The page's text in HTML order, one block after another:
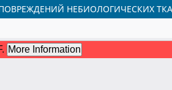
НЕБИОЛОГИЧЕСКИХ